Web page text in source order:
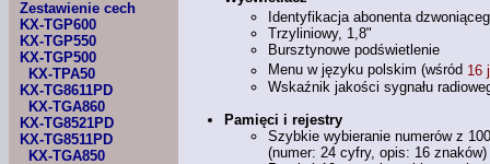
Zestawienie cech
KX-TGP600
KX-TGP550
KX-TGP500
KX-TPA50
KX-TG8611PD
KX-TGA860
KX-TG8521PD
KX-TG8511PD
KX-TGA850
Identyfikacja abonenta
Trzyliniowy, 1,8"
Bursztynowe podświetlenie
Menu w języku polskim (wśród 16
Wskaźnik jakości sygnału
Pamięci i rejestry
Szybkie wybieranie numerów z 100
(numer: 24 cyfry, opis: 16 znaków)